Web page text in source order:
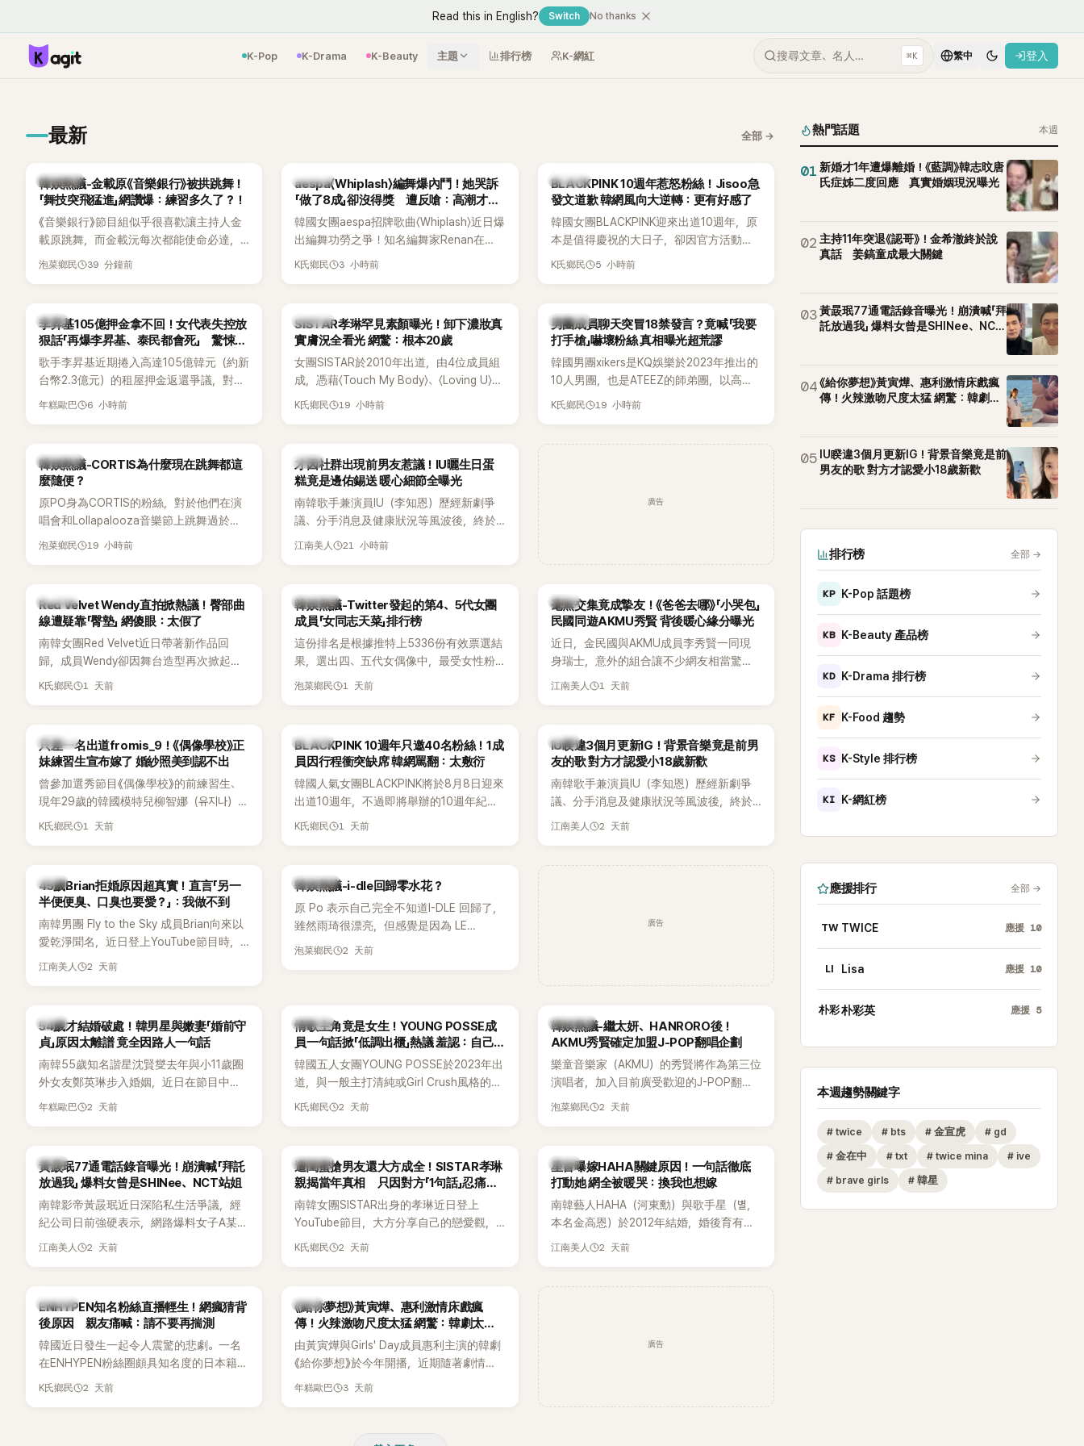
Read this in English? Switch No thanks
K-Pop K-Drama K-Beauty 主題 排行榜 K-網紅 搜尋文章、名人… ⌘K 繁中 登入
最新 全部 →
熱議討論
韓娛熱議-金載原《音樂銀行》被拱跳舞！
「舞技突飛猛進」網讚爆：練習多久了？！
《音樂銀行》節目組似乎很喜歡讓主持人金
載原跳舞，而金載沅每次都能使命必達，
甚至舞技還進步不少。觀眾們也發現製作
泡菜鄉民 39 分鐘前
K-POP
aespa〈Whiplash〉編舞爆內鬥！她哭訴
「做了8成」卻沒得獎 遭反嗆：高潮才是
關鍵
韓國女團aespa招牌歌曲〈Whiplash〉近日爆
出編舞功勞之爭！知名編舞家Renan在
Mnet新節目《Street World Fighter：
度編舞大賞」卻由Lachica拿走，讓她至今
仍感到相當不平。
K氏鄉民 3 小時前
K-POP
BLACKPINK 10週年惹怒粉絲！Jisoo急
發文道歉 韓網風向大逆轉：更有好感了
韓國女團BLACKPINK迎來出道10週年，原
本是值得慶祝的大日子，卻因官方活動安
排引發粉絲不滿，甚至傳出有人持高爾夫
K氏鄉民 5 小時前
韓星
李昇基105億押金拿不回！女代表失控放
狠話「再爆李昇基、泰民都會死」 驚悚錄
音流出
歌手李昇基近期捲入高達105億韓元（約新
台幣2.3億元）的租屋押金返還爭議，對象
正是演藝企劃公司One Hundred Label代
部死掉」等激烈言論，引發外界譁然。
年糕歐巴 6 小時前
K-POP
SISTAR孝琳罕見素顏曝光！卸下濃妝真
實膚況全看光 網驚：根本20歲
女團SISTAR於2010年出道，由4位成員組
成，憑藉〈Touch My Body〉、〈Loving U〉、
〈Shake It〉等一連串夏日神曲紅遍亞洲，獲
的孝琳，近日在社群分享與「排球女王」金軟
景聚餐的日常，不僅展現兩人多年不變的
好交情，她幾乎素顏入鏡的真實模樣，也
意外掀起網友熱議。
K氏鄉民 19 小時前
K-POP
男團成員聊天突冒18禁發言？竟喊「我要
打手槍」嚇壞粉絲 真相曝光超荒謬
韓國男團xikers是KQ娛樂於2023年推出的
10人男團，也是ATEEZ的師弟團，以高完
成度舞台、充滿爆發力的表演及Hip-Hop
K氏鄉民 19 小時前
熱議討論
韓娛熱議-CORTIS為什麼現在跳舞都這
麼隨便？
原PO身為CORTIS的粉絲，對於他們在演
唱會和Lollapalooza音樂節上跳舞過於隨
便感到不滿，認為舞蹈是他們走紅的重要
泡菜鄉民 19 小時前
韓星
才因社群出現前男友惹議！IU曬生日蛋
糕竟是邊佑錫送 暖心細節全曝光
南韓歌手兼演員IU（李知恩）歷經新劇爭
議、分手消息及健康狀況等風波後，終於
睽違3個月更新社群平台，一口氣曬出20
尖網友發現暗藏玄機，在韓網引發兩波討
論。
江南美人 21 小時前
廣告
K-POP
Red Velvet Wendy直拍掀熱議！臀部曲
線遭疑靠「臀墊」 網傻眼：太假了
南韓女團Red Velvet近日帶著新作品回
歸，成員Wendy卻因舞台造型再次掀起討
論。她日前才因暴瘦身形受到外界關注，
K氏鄉民 1 天前
熱議討論
韓娛熱議-Twitter發起的第4、5代女團
成員「女同志天菜」排行榜
這份排名是根據推特上5336份有效票選結
果，選出四、五代女偶像中，最受女性粉
絲喜愛的成員。其中，HATS2HEARTS成
泡菜鄉民 1 天前
韓星
毫無交集竟成摯友！《爸爸去哪》「小哭包」
民國同遊AKMU秀賢 背後暖心緣分曝光
近日，金民國與AKMU成員李秀賢一同現
身瑞士，意外的組合讓不少網友相當驚
訝。兩人過去幾乎沒有公開交集，如今卻
江南美人 1 天前
K-POP
只差一名出道fromis_9！《偶像學校》正
妹練習生宣布嫁了 婚紗照美到認不出
曾參加選秀節目《偶像學校》的前練習生、
現年29歲的韓國模特兒柳智娜（유지나），
近日無預警在社群平台公開一系列婚紗
K氏鄉民 1 天前
K-POP
BLACKPINK 10週年只邀40名粉絲！1成
員因行程衝突缺席 韓網罵翻：太敷衍
韓國人氣女團BLACKPINK將於8月8日迎來
出道10週年，不過即將舉辦的10週年紀念
Meet & Greet活動，依舊無法看到四人合
絲熱議。
K氏鄉民 1 天前
韓星
IU睽違3個月更新IG！背景音樂竟是前男
友的歌 對方才認愛小18歲新歡
南韓歌手兼演員IU（李知恩）歷經新劇爭
議、分手消息及健康狀況等風波後，終於
睽違3個月更新社群平台，一口氣曬出20
江南美人 2 天前
韓星
45歲Brian拒婚原因超真實！直言「另一
半便便臭、口臭也要愛？」：我做不到
南韓男團 Fly to the Sky 成員Brian向來以
愛乾淨聞名，近日登上YouTube節目時，
再度談到自己的婚姻觀，直言無法理解「連
江南美人 2 天前
熱議討論
韓娛熱議-i-dle回歸零水花？
原 Po 表示自己完全不知道I-DLE 回歸了，
雖然雨琦很漂亮，但感覺是因為 LE
SSERAFIM 和 aespa 佔據了市場。
泡菜鄉民 2 天前
廣告
韓星
54歲才結婚破處！韓男星與嫩妻「婚前守
貞」原因太離譜 竟全因路人一句話
南韓55歲知名諧星沈賢燮去年與小11歲圈
外女友鄭英琳步入婚姻，近日在節目中分
享與妻子的戀愛故事，笑稱兩人原本想享
前一直堅守「婚前守貞」的原因之一。
年糕歐巴 2 天前
K-POP
情歌主角竟是女生！YOUNG POSSE成
員一句話掀「低調出櫃」熱議 羞認：自己
都不敢聽
韓國五人女團YOUNG POSSE於2023年出
道，與一般主打清純或Girl Crush風格的女
團不同，她們以濃厚的Hip-Hop元素、自
的音樂風格，在海外尤其是歐美市場累積
不少人氣，逐漸成為第五代女團中極具辨
識度的新生代代表之一。
K氏鄉民 2 天前
熱議討論
韓娛熱議-繼太妍、HANRORO後！
AKMU秀賢確定加盟J-POP翻唱企劃
樂童音樂家（AKMU）的秀賢將作為第三位
演唱者，加入目前廣受歡迎的J-POP翻唱
企劃。繼太妍和Hanroro之後，秀賢已獲
泡菜鄉民 2 天前
韓星
黃晸珉77通電話錄音曝光！崩潰喊「拜託
放過我」 爆料女曾是SHINee、NCT站姐
南韓影帝黃晸珉近日深陷私生活爭議，經
紀公司日前強硬表示，網路爆料女子A某涉
嫌長期跟蹤黃晸珉，已正式採取法律行
的單方面騷擾。如今，韓媒《Dispatch》再
曝光雙方77通電話的錄音內容，而A也首
度承認自己過去曾是SHINee、NCT等偶像
團體的「站姐」，事件持續延燒。
江南美人 2 天前
K-POP
遭閨蜜搶男友還大方成全！SISTAR孝琳
親揭當年真相 只因對方「1句話」忍痛放
手
南韓女團SISTAR出身的孝琳近日登上
YouTube節目，大方分享自己的戀愛觀，
更首度坦承過去曾遭最好的朋友搶走男
K氏鄉民 2 天前
韓星
星首曝嫁HAHA關鍵原因！一句話徹底
打動她 網全被暖哭：換我也想嫁
南韓藝人HAHA（河東勳）與歌手星（별，
本名金高恩）於2012年結婚，婚後育有兩
子一女，一家五口生活幸福美滿，也是韓
江南美人 2 天前
K-POP
ENHYPEN知名粉絲直播輕生！網瘋猜背
後原因 親友痛喊：請不要再揣測
韓國近日發生一起令人震驚的悲劇。一名
在ENHYPEN粉絲圈頗具知名度的日本籍女
粉絲，日前在TikTok直播期間輕生，最終
K氏鄉民 2 天前
韓劇
《給你夢想》黃寅燁、惠利激情床戲瘋
傳！火辣激吻尺度太猛 網驚：韓劇太敢
拍
由黃寅燁與Girls' Day成員惠利主演的韓劇
《給你夢想》於今年開播，近期隨著劇情進
入高潮，男女主角的感情線快速升溫。最
年糕歐巴 3 天前
廣告
熱門話題 本週
01 新婚才1年遭爆離婚！《藍調》韓志旼唐
氏症姊二度回應 真實婚姻現況曝光
02 主持11年突退《認哥》！金希澈終於說
真話 姜鎬童成最大關鍵
03黃晸珉77通電話錄音曝光！崩潰喊「拜
託放過我」 爆料女曾是SHINee、NCT
04《給你夢想》黃寅燁、惠利激情床戲瘋
傳！火辣激吻尺度太猛 網驚：韓劇太
05 IU睽違3個月更新IG！背景音樂竟是前
男友的歌 對方才認愛小18歲新歡
排行榜 全部 →
KP K-Pop 話題榜
KB K-Beauty 產品榜
KD K-Drama 排行榜
KF K-Food 趨勢
KS K-Style 排行榜
KI K-網紅榜
應援排行 全部 →
TW TWICE 應援 10
LI Lisa 應援 10
朴彩朴彩英 應援 5
本週趨勢關鍵字
# twice # bts # 金宣虎 # gd
# 金在中 # txt # twice mina # ive
# brave girls # 韓星